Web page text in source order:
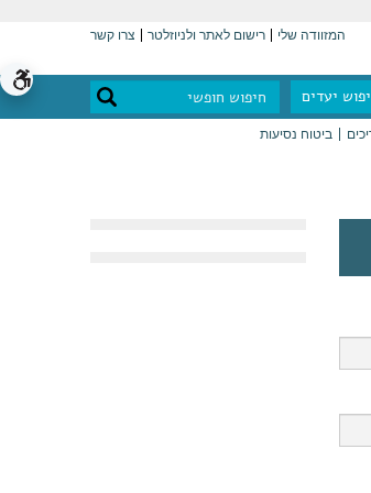
המזוודה שלי רישום לאתר ולניוזלטר צרו קשר
יעדים
ביטוח נסיעות